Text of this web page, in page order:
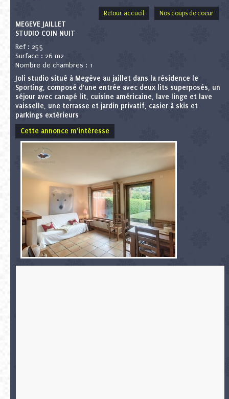
Retour accueil Nos coups de coeur
MEGEVE JAILLET
STUDIO COIN NUIT
Ref : 255
Surface : 26 m2
Nombre de chambres : 1
Joli studio situé à Megève au jaillet dans la résidence le
Sporting, composé d'une entrée avec deux lits superposés, un
séjour avec canapé lit, cuisine américaine, lave linge et lave
vaisselle, une terrasse et jardin privatif, casier à skis et
parkings extérieurs
Cette annonce m'intéresse